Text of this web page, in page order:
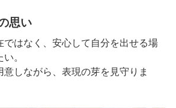
思い
ではなく、安心して自分を出せる場
。
意しながら、表現の芽を見守りま